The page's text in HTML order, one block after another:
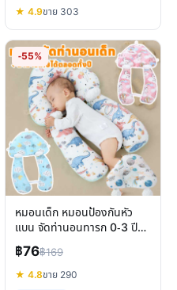
★ 4.9ขาย 303
-55%
หมอนเด็ก หมอนป้องกันหัว
แบน จัดท่านอนทารก 0-3 ปี
นุ่มสบายเหมือนแม่กอด
฿76฿169
★ 4.8ขาย 290